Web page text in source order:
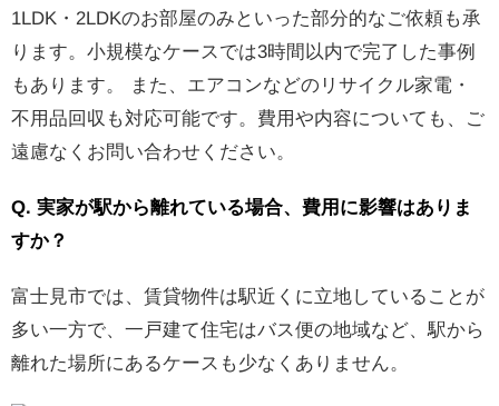
1LDK・2LDKのお部屋のみといった部分的なご依頼も承
ります。小規模なケースでは3時間以内で完了した事例
もあります。 また、エアコンなどのリサイクル家電・
不用品回収も対応可能です。費用や内容についても、ご
遠慮なくお問い合わせください。
Q. 実家が駅から離れている場合、費用に影響はありま
すか？
富士見市では、賃貸物件は駅近くに立地していることが
多い一方で、一戸建て住宅はバス便の地域など、駅から
離れた場所にあるケースも少なくありません。